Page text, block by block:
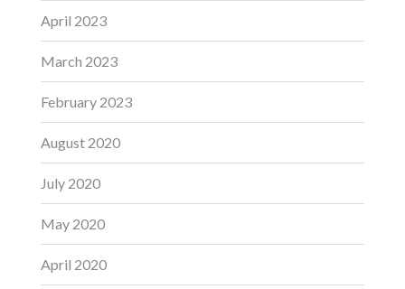
April 2023
March 2023
February 2023
August 2020
July 2020
May 2020
April 2020